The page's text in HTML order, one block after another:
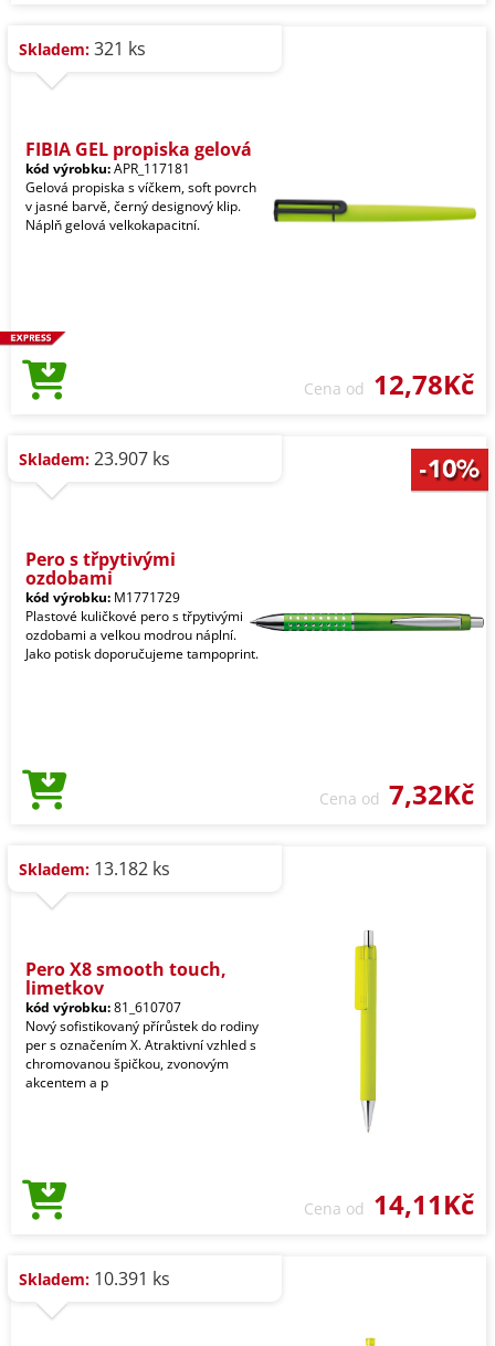
Skladem: 321 ks
FIBIA GEL propiska gelová
kód výrobku:APR_117181
Gelová propiska s víčkem, soft povrch
v jasné barvě, černý designový klip.
Náplň gelová velkokapacitní.
Cena od 12,78Kč
Skladem: 23.907 ks
Pero s třpytivými
ozdobami
kód výrobku: M1771729
Plastové kuličkové pero s třpytivými
ozdobami a velkou modrou náplní.
Jako potisk doporučujeme tampoprint.
Cena od 7,32Kč
Skladem: 13.182 ks
Pero X8 smooth touch,
limetkov
kód výrobku:81_610707
Nový sofistikovaný přírůstek do rodiny
per s označením X. Atraktivní vzhled s
chromovanou špičkou, zvonovým
akcentem a p
Cena od 14,11Kč
Skladem: 10.391 ks